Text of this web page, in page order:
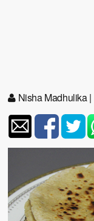
Nisha Madhulika|